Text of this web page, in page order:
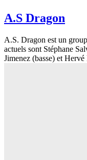
A.S Dragon
A.S. Dragon est un
actuels sont Stéphane
Jimenez (basse) et